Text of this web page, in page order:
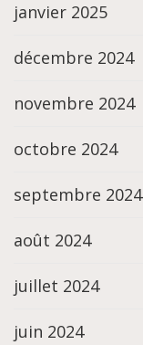
janvier 2025
décembre 2024
novembre 2024
octobre 2024
septembre 2024
août 2024
juillet 2024
juin 2024